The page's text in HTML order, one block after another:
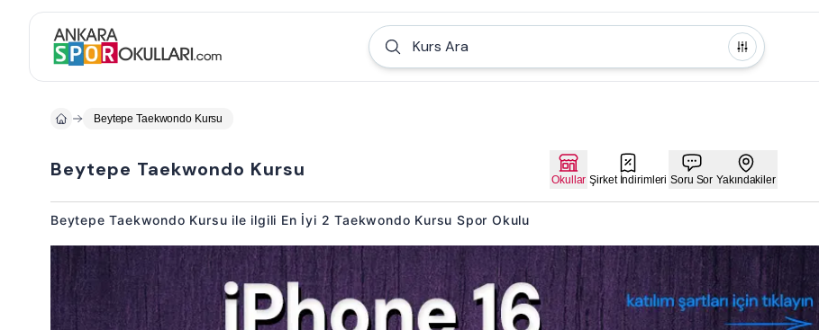
Kurs Ara
Beytepe Taekwondo Kursu
Beytepe Taekwondo Kursu Okullar Şirket İndirimleri Soru Sor Yakındakiler
Beytepe Taekwondo Kursu ile ilgili En İyi 2 Taekwondo Kursu Spor Okulu